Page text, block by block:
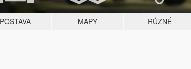
POSTAVA MAPY RŮZNÉ